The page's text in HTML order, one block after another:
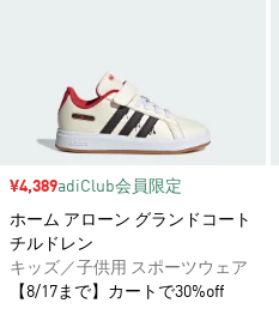
セール価格
¥4,389adiClub会員限定
ホーム アローン グランドコート
チルドレン
キッズ／子供用 スポーツウェア
【8/17まで】カートで30%off